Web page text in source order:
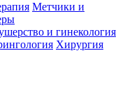
Метчики и
и гинекология
Хирургия